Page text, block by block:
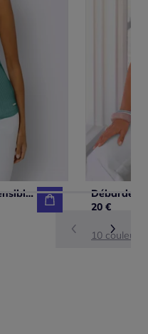
Débardeur en viscose extensible à col en V avec patte de boutonnage
20 €
10 couleurs